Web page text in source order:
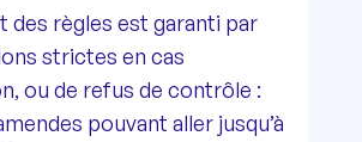
des règles est garanti par
strictes en cas
ou de refus de contrôle :
pouvant aller jusqu’à